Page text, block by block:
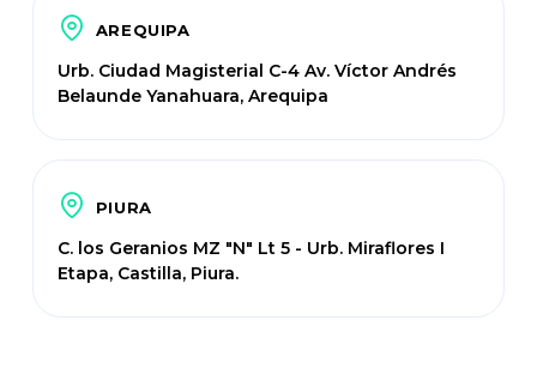
AREQUIPA
Urb. Ciudad Magisterial C-4 Av. Víctor Andrés
Belaunde Yanahuara, Arequipa
PIURA
C. los Geranios MZ "N" Lt 5 - Urb. Miraflores I
Etapa, Castilla, Piura.